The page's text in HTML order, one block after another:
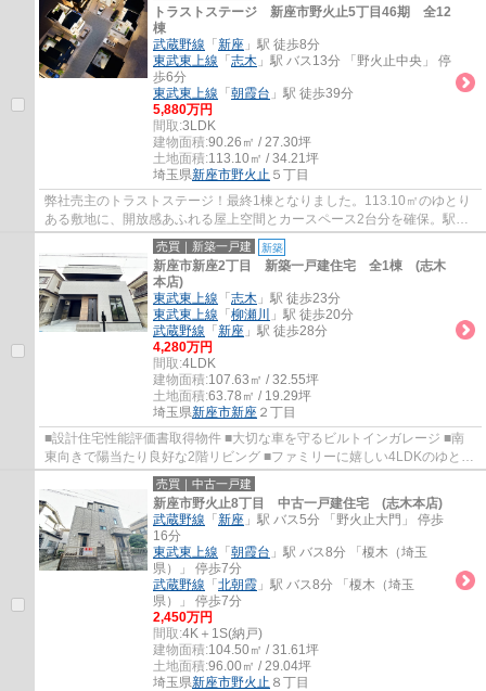
トラストステージ 新座市野火止5丁目46期 全12
棟
武蔵野線 「 新座 」駅 徒歩8分
東武東上線 「 志木 」駅 バス13分 「野火止中央」 停
歩6分
東武東上線 「 朝霞台 」駅 徒歩39分
5,880万円
間取:3LDK
建物面積:90.26㎡ / 27.30坪
土地面積:113.10㎡ / 34.21坪
埼玉県新座市野火止 ５丁目
弊社売主のトラストステージ！最終1棟となりました。113.10㎡のゆとり
ある敷地に、開放感あふれる屋上空間とカースペース2台分を確保。駅徒
歩8～9分の利便性と快適な住環境を兼ね備え...
売買｜新築一戸建 新築
新座市新座2丁目 新築一戸建住宅 全1棟 (志木
本店)
東武東上線 「 志木 」駅 徒歩23分
東武東上線 「 柳瀬川
」駅 徒歩20分
武蔵野線 「 新座 」駅 徒歩28分
4,280万円
間取:4LDK
建物面積:107.63㎡ / 32.55坪
土地面積:63.78㎡ / 19.29坪
埼玉県新座市新座 ２丁目
■設計住宅性能評価書取得物件 ■大切な車を守るビルトインガレージ ■南
東向きで陽当たり良好な2階リビング ■ファミリーに嬉しい4LDKのゆとり
ある住空間 ■玄関スマートキー採用 ■充実の...
売買｜中古一戸建
新座市野火止8丁目 中古一戸建住宅 (志木本店)
武蔵野線 「 新座 」駅 バス5分 「野火止大門」 停歩
16分
東武東上線 「 朝霞台 」駅 バス8分 「榎木（埼玉
県）」 停歩7分
武蔵野線 「 北朝霞 」駅 バス8分 「榎木（埼玉
県）」 停歩7分
2,450万円
間取:4K＋1S(納戸)
建物面積:104.50㎡ / 31.61坪
土地面積:96.00㎡ / 29.04坪
埼玉県新座市野火止 ８丁目